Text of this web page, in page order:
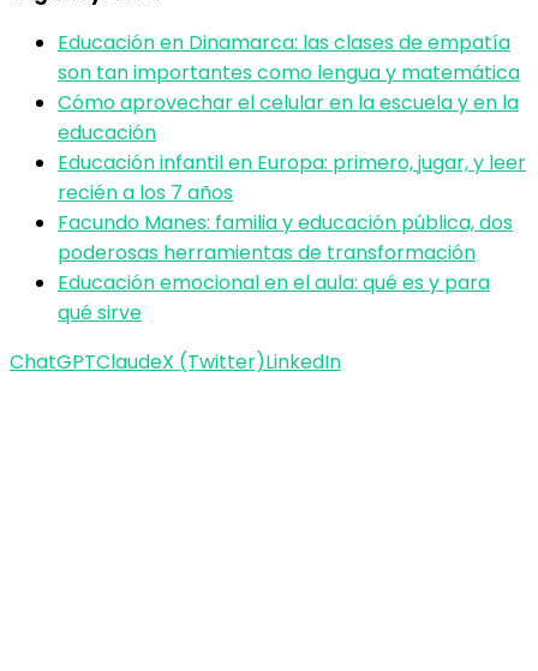
Educación en Dinamarca: las clases de empatía
son tan importantes como lengua y matemática
Cómo aprovechar el celular en la escuela y en la
educación
Educación infantil en Europa: primero, jugar, y leer
recién a los 7 años
Facundo Manes: familia y educación pública, dos
poderosas herramientas de transformación
Educación emocional en el aula: qué es y para
qué sirve
ChatGPTClaudeX (Twitter)LinkedIn